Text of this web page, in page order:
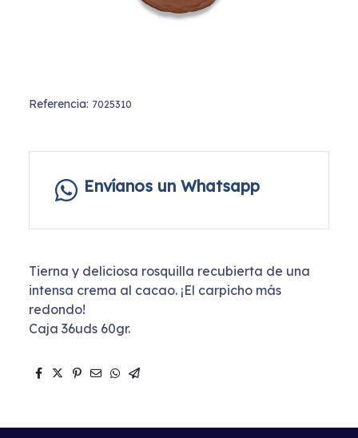
Referencia: 7025310
Envíanos un Whatsapp
Tierna y deliciosa rosquilla recubierta de una
intensa crema al cacao. ¡El carpicho más
redondo!
Caja 36uds 60gr.